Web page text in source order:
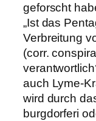
geforscht
„Ist das
Verbreitung
(corr.
auch Lyme-
wird durch
burgdorferi